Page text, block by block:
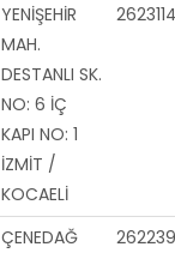
YENİŞEHİR
MAH.
DESTANLI SK.
NO: 6 İÇ
KAPI NO: 1
İZMİT /
KOCAELİ
ÇENEDAĞ